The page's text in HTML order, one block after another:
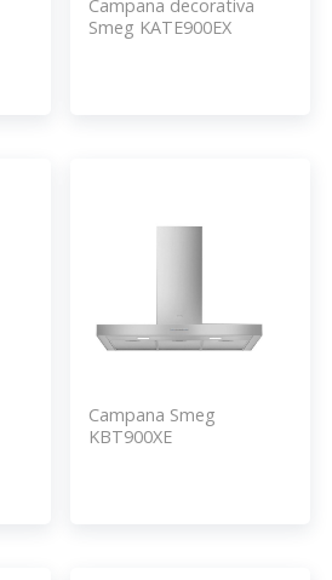
Campana decorativa
Smeg KATE900EX
Campana Smeg
KBT900XE